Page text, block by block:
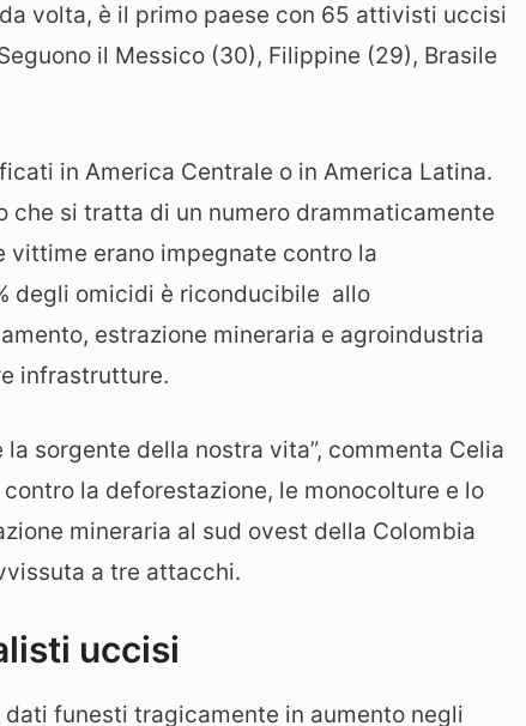
volta, è il primo paese con 65 attivisti uccisi
il Messico (30), Filippine (29), Brasile
in America Centrale o in America Latina.
che si tratta di un numero drammaticamente
vittime erano impegnate contro la
degli omicidi è riconducibile allo
estrazione mineraria e agroindustria
infrastrutture.
sorgente della nostra vita”, commenta Celia
la deforestazione, le monocolture e lo
mineraria al sud ovest della Colombia
a tre attacchi.
uccisi
funesti tragicamente in aumento negli